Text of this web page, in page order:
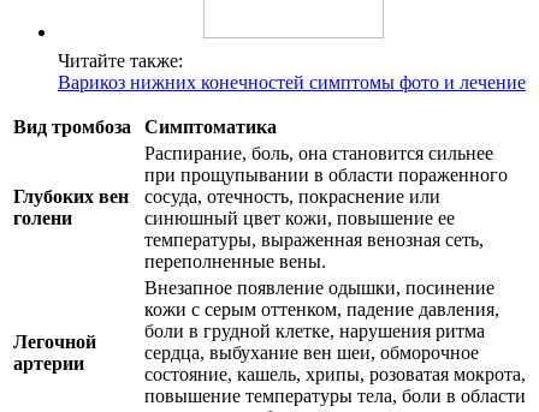
Читайте также:
Варикоз нижних конечностей симптомы фото и лечение
Вид тромбоза Симптоматика
Глубоких вен
голени
Распирание, боль, она становится сильнее
при прощупывании в области пораженного
сосуда, отечность, покраснение или
синюшный цвет кожи, повышение ее
температуры, выраженная венозная сеть,
переполненные вены.
Легочной
артерии
Внезапное появление одышки, посинение
кожи с серым оттенком, падение давления,
боли в грудной клетке, нарушения ритма
сердца, выбухание вен шеи, обморочное
состояние, кашель, хрипы, розоватая мокрота,
повышение температуры тела, боли в области